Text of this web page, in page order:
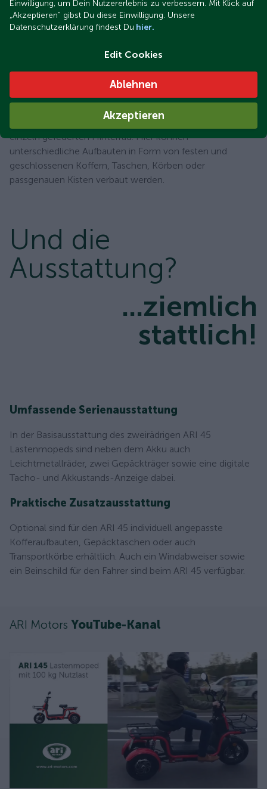
Einer befindet sich über dem Vorderrad, einer über dem
einzeln gefederten Hinterrad. Hier können
unterschiedliche Aufbauten in Form von festen und
geschlossenen Koffern, Taschen, Körben oder
passgenauen Kisten verbaut werden.
Und die
Ausstattung?
...ziemlich
stattlich!
Umfassende Serienausstattung
In der Basisausstattung des zweirädrigen ARI 45
Lastenmopeds sind neben dem Akku auch
Leichtmetallräder, zwei Gepäckträger sowie eine digitale
Tacho- und Akkustands-Anzeige dabei.
Praktische Zusatzausstattung
Optional sind für den ARI 45 individuell angepasste
Kofferaufbauten, Gepäcktaschen oder auch
Transportkörbe erhältlich. Auch ein Windabweiser sowie
ein Beinschild für den Fahrer sind beim ARI 45 verfügbar.
ARI Motors YouTube-Kanal
Einwilligung, um Dein Nutzererlebnis zu verbessern. Mit Klick auf
„Akzeptieren“ gibst Du diese Einwilligung. Unsere
Datenschutzerklärung findest Du hier.
Edit Cookies
Ablehnen
Akzeptieren